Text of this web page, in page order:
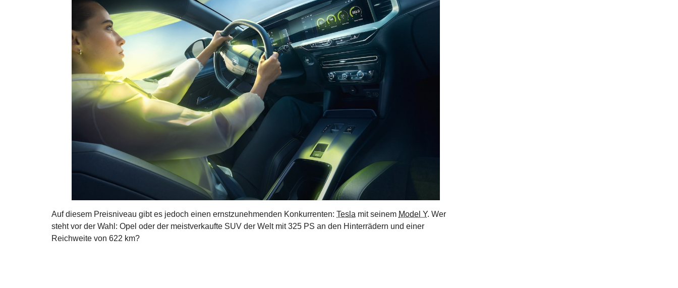
Auf diesem Preisniveau gibt es jedoch einen ernstzunehmenden Konkurrenten: Tesla mit seinem Model Y. Wer
steht vor der Wahl: Opel oder der meistverkaufte SUV der Welt mit 325 PS an den Hinterrädern und einer
Reichweite von 622 km?